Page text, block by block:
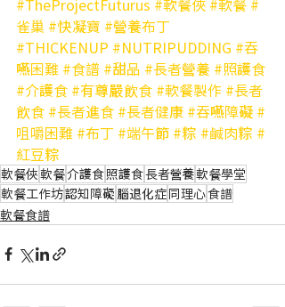
雀巢 #快凝寶 #營養布丁
#THICKENUP #NUTRIPUDDING #吞
嚥困難 #食譜 #甜品 #長者營養 #照護食
#介護食 #有尊嚴飲食 #軟餐製作 #長者
飲食 #長者進食 #長者健康 #吞嚥障礙 #
咀嚼困難 #布丁 #端午節 #粽 #鹹肉粽 #
紅豆粽
軟餐俠軟餐介護食照護食長者營養軟餐學堂
軟餐工作坊認知障礙 腦退化症同理心食譜
軟餐食譜